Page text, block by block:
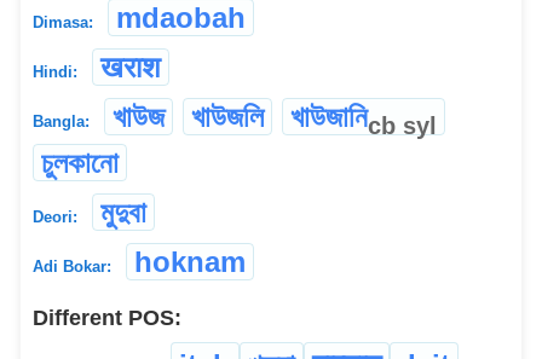
Dimasa: mdaobah
Hindi: खराश
Bangla: খাউজ খাউজলি খাউজানিcb syl
চুলকানো
Deori: মুদুবা
Adi Bokar: hoknam
Different POS: